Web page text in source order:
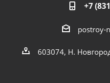
+7
postroy-
603074, Н.